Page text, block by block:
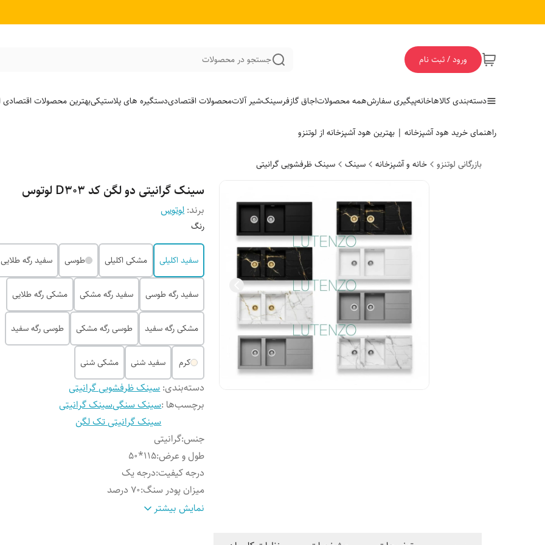
ورود / ثبت نام جستجو در محصولات
دسته‌بندی کالاهاخانهپیگیری سفارشهمه محصولاتاجاق گازفرسینکشیر آلاتمحصولات اقتصادیدستگیره های پلاستیکیبهترین محصولات اقتصادی
راهنمای خرید هود آشپزخانه | بهترین هود آشپزخانه از لوتنزو
بازرگانی لوتنزو خانه و آشپزخانه سینک سینک ظرفشویی گرانیتی
سینک گرانیتی دو لگن کد D303 لوتوس
برند:لوتوس
رنگ
سفید اکلیلی مشکی اکلیلی طوسی سفید رگه طلایی
سفید رگه طوسی سفید رگه مشکی مشکی رگه طلایی
مشکی رگه سفید طوسی رگه مشکی طوسی رگه سفید
کرم سفید شنی مشکی شنی
دسته‌بندی:سینک ظرفشویی گرانیتی
برچسب‌ها :سینک سنگیسینک گرانیتی
سینک گرانیتی تک لگن
جنس:گرانیتی
طول و عرض:
115*50
درجه کیفیت:درجه یک
میزان پودر سنگ:۷۰ درصد
میزان رزین:۳۰ درصد
نمایش بیشتر